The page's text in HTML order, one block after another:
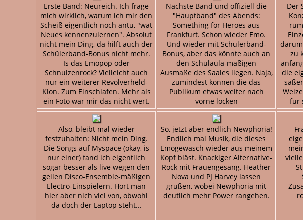
Erste Band: Neureich. Ich frage
mich wirklich, warum ich mir den
Scheiß eigentlich noch antu, "wat
Neues kennenzulernen". Absolut
nicht mein Ding, da hilft auch der
Schülerband-Bonus nicht mehr.
Is das Emopop oder
Schnulzenrock? Vielleicht auch
nur ein weiterer Revolverheld-
Klon. Zum Einschlafen. Mehr als
ein Foto war mir das nicht wert.
Nächste Band und offiziell die
"Hauptband" des Abends:
Something for Heroes aus
Frankfurt. Schon wieder Emo.
Und wieder mit Schülerband-
Bonus, aber das könnte auch an
den Schulaula-mäßigen
Ausmaße des Saales liegen. Naja,
zumindest können die das
Publikum etwas weiter nach
vorne locken
Der
zu
die
für
Also, bleibt mal wieder
festzuhalten: Nicht mein Ding.
Die Songs auf Myspace (okay, is
nur einer) fand ich eigentlich
sogar besser als live wegen den
geilen Disco-Ensemble-mäßigen
Electro-Einspielern. Hört man
hier aber nich viel von, obwohl
da doch der Laptop steht...
So, jetzt aber endlich Newphoria!
Endlich mal Musik, die dieses
Emogewäsch wieder aus meinem
Kopf bläst. Knackiger Alternative-
Rock mit Frauengesang. Heather
Nova und PJ Harvey lassen
grüßen, wobei Newphoria mit
deutlich mehr Power rangehen.